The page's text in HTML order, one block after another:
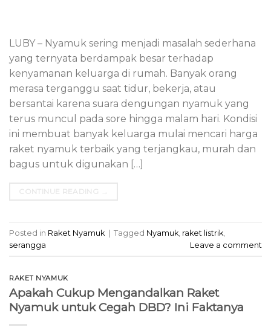
LUBY – Nyamuk sering menjadi masalah sederhana
yang ternyata berdampak besar terhadap
kenyamanan keluarga di rumah. Banyak orang
merasa terganggu saat tidur, bekerja, atau
bersantai karena suara dengungan nyamuk yang
terus muncul pada sore hingga malam hari. Kondisi
ini membuat banyak keluarga mulai mencari harga
raket nyamuk terbaik yang terjangkau, murah dan
bagus untuk digunakan […]
Posted in Raket Nyamuk | Tagged Nyamuk raket listrik
serangga
Leave a comment
RAKET NYAMUK
Apakah Cukup Mengandalkan Raket
Nyamuk untuk Cegah DBD? Ini Faktanya